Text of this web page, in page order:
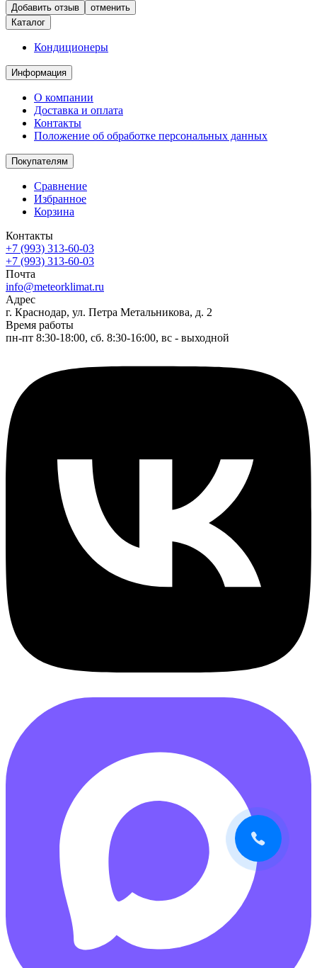
отменить
Каталог
Кондиционеры
Информация
О компании
Доставка и оплата
Контакты
Положение об обработке персональных данных
Покупателям
Сравнение
Избранное
Корзина
Контакты
+7 (993) 313-60-03
+7 (993) 313-60-03
Почта
info@meteorklimat.ru
Адрес
г. Краснодар, ул. Петра Метальникова, д. 2
Время работы
пн-пт 8:30-18:00, сб. 8:30-16:00, вс - выходной